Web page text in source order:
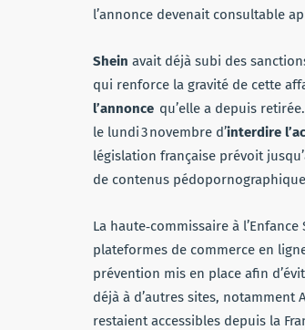
l’annonce devenait consultable
Shein avait déjà subi des
qui renforce la gravité de cette
l’annonce qu’elle a depuis
le lundi 3 novembre d’interdire
législation française prévoit
de contenus
La haute‑commissaire à
plateformes de commerce en
prévention mis en place afin
déjà à d’autres sites,
restaient accessibles depuis la